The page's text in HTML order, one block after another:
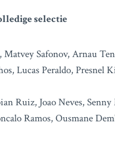
selectie
Safonov, Arnau
Lucas Peraldo, Presnel
Ruiz, Joao Neves,
Ramos, Ousmane